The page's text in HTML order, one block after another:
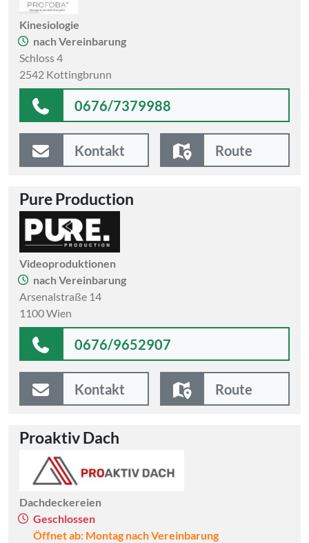
Kinesiologie
nach Vereinbarung
Schloss 4
2542 Kottingbrunn
0676/7379988
Kontakt Route
Pure Production
Videoproduktionen
nach Vereinbarung
Arsenalstraße 14
1100 Wien
0676/9652907
Kontakt Route
Proaktiv Dach
Dachdeckereien
Geschlossen
Öffnet ab: Montag nach Vereinbarung